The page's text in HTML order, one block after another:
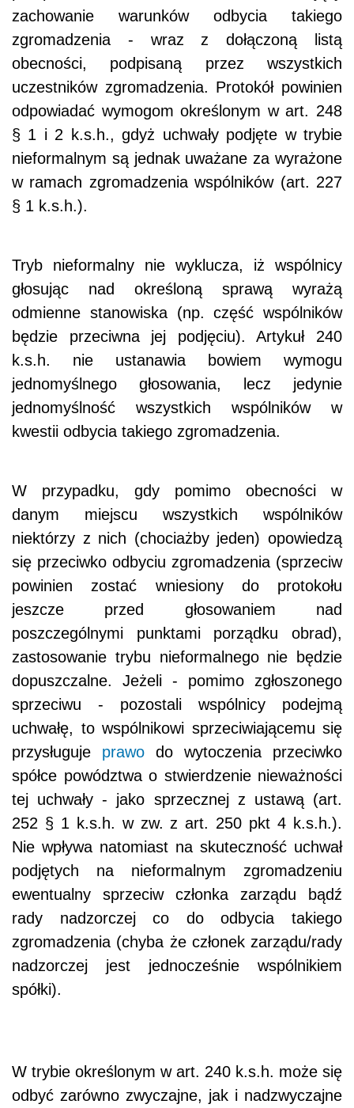
zachowanie warunków odbycia takiego
zgromadzenia - wraz z dołączoną listą
obecności, podpisaną przez wszystkich
uczestników zgromadzenia. Protokół powinien
odpowiadać wymogom określonym w art. 248
§ 1 i 2 k.s.h., gdyż uchwały podjęte w trybie
nieformalnym są jednak uważane za wyrażone
w ramach zgromadzenia wspólników (art. 227
§ 1 k.s.h.).
Tryb nieformalny nie wyklucza, iż wspólnicy
głosując nad określoną sprawą wyrażą
odmienne stanowiska (np. część wspólników
będzie przeciwna jej podjęciu). Artykuł 240
k.s.h. nie ustanawia bowiem wymogu
jednomyślnego głosowania, lecz jedynie
jednomyślność wszystkich wspólników w
kwestii odbycia takiego zgromadzenia.
W przypadku, gdy pomimo obecności w
danym miejscu wszystkich wspólników
niektórzy z nich (chociażby jeden) opowiedzą
się przeciwko odbyciu zgromadzenia (sprzeciw
powinien zostać wniesiony do protokołu
jeszcze przed głosowaniem nad
poszczególnymi punktami porządku obrad),
zastosowanie trybu nieformalnego nie będzie
dopuszczalne. Jeżeli - pomimo zgłoszonego
sprzeciwu - pozostali wspólnicy podejmą
uchwałę, to wspólnikowi sprzeciwiającemu się
przysługuje prawo do wytoczenia przeciwko
spółce powództwa o stwierdzenie nieważności
tej uchwały - jako sprzecznej z ustawą (art.
252 § 1 k.s.h. w zw. z art. 250 pkt 4 k.s.h.).
Nie wpływa natomiast na skuteczność uchwał
podjętych na nieformalnym zgromadzeniu
ewentualny sprzeciw członka zarządu bądź
rady nadzorczej co do odbycia takiego
zgromadzenia (chyba że członek zarządu/rady
nadzorczej jest jednocześnie wspólnikiem
spółki).
W trybie określonym w art. 240 k.s.h. może się
odbyć zarówno zwyczajne, jak i nadzwyczajne